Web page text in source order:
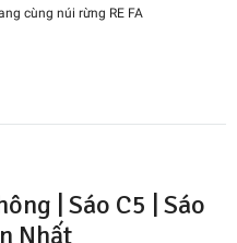
cùng núi rừng RE FA
| Sáo C5 | Sáo
Nhất